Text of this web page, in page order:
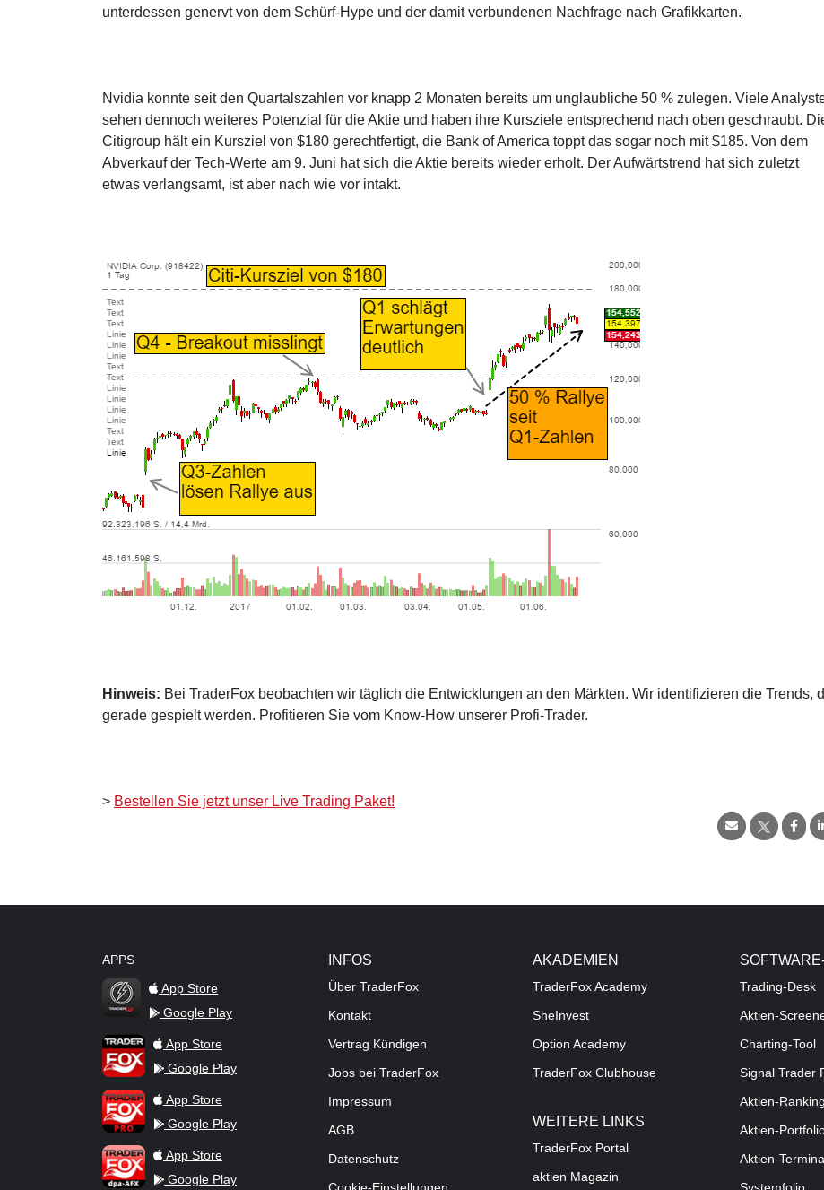
unterdessen genervt von dem Schürf-Hype und der damit verbundenen Nachfrage nach Grafikkarten.
Nvidia konnte seit den Quartalszahlen vor knapp 2 Monaten bereits um unglaubliche 50 % zulegen. Viele
sehen dennoch weiteres Potenzial für die Aktie und haben ihre Kursziele entsprechend nach oben geschraubt.
Citigroup hält ein Kursziel von $180 gerechtfertigt, die Bank of America toppt das sogar noch mit $185. Von dem
Abverkauf der Tech-Werte am 9. Juni hat sich die Aktie bereits wieder erholt. Der Aufwärtstrend hat sich zuletzt
etwas verlangsamt, ist aber nach wie vor intakt.
Hinweis: Bei TraderFox beobachten wir täglich die Entwicklungen an den Märkten. Wir identifizieren die Trends,
gerade gespielt werden. Profitieren Sie vom Know-How unserer Profi-Trader.
> Bestellen Sie jetzt unser Live Trading Paket!
APPS
TraderFox Flash
App Store
Google Play
TraderFox AppApp Store
Google Play
TraderFox ProApp Store
Google Play
TraderFox dpa-AFX ProFeed
App Store
Google Play
INFOS
Über TraderFox
Kontakt
Vertrag Kündigen
Jobs bei TraderFox
Impressum
AGB
Datenschutz
AKADEMIEN
TraderFox Academy
SheInvest
Option Academy
TraderFox Clubhouse
WEITERE LINKS
TraderFox Portal
aktien Magazin
Trading-Desk
Aktien-
Charting-Tool
Signal Trader
Aktien-
Aktien-
Aktien-Terminal